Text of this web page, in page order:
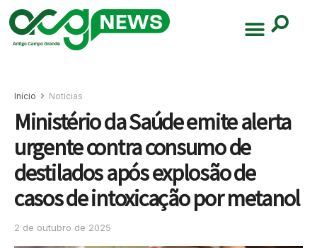
Início Noticias
Ministério da Saúde emite alerta
urgente contra consumo de
destilados após explosão de
casos de intoxicação por metanol
2 de outubro de 2025